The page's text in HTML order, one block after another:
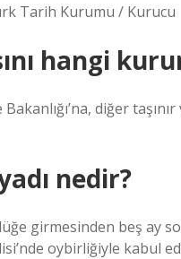
Tarih Kurumu / Kurucu
hangi
diğer
nedir?
girmesinden beş ay
oybirliğiyle kabul